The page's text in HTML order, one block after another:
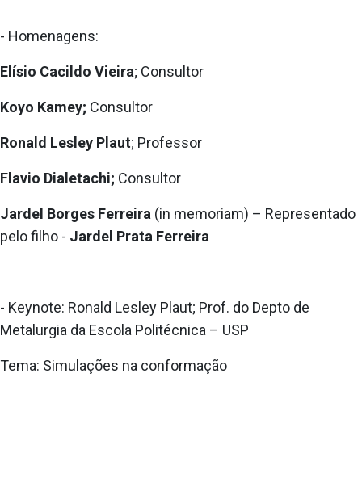
- Homenagens:
Elísio Cacildo Vieira; Consultor
Koyo Kamey; Consultor
Ronald Lesley Plaut; Professor
Flavio Dialetachi; Consultor
Jardel Borges Ferreira (in memoriam) – Representado
pelo filho - Jardel Prata Ferreira
- Keynote: Ronald Lesley Plaut; Prof. do Depto de
Metalurgia da Escola Politécnica – USP
Tema: Simulações na conformação